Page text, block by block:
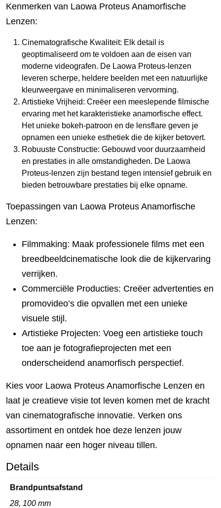
Kenmerken van Laowa Proteus Anamorfische
Lenzen:
Cinematografische Kwaliteit: Elk detail is
geoptimaliseerd om te voldoen aan de eisen van
moderne videografen. De Laowa Proteus-lenzen
leveren scherpe, heldere beelden met een natuurlijke
kleurweergave en minimaliseren vervorming.
Artistieke Vrijheid: Creëer een meeslepende filmische
ervaring met het karakteristieke anamorfische effect.
Het unieke bokeh-patroon en de lensflare geven je
opnamen een unieke esthetiek die de kijker betovert.
Robuuste Constructie: Gebouwd voor duurzaamheid
en prestaties in alle omstandigheden. De Laowa
Proteus-lenzen zijn bestand tegen intensief gebruik en
bieden betrouwbare prestaties bij elke opname.
Toepassingen van Laowa Proteus Anamorfische
Lenzen:
Filmmaking: Maak professionele films met een
breedbeeldcinematische look die de kijkervaring
verrijken.
Commerciële Producties: Creëer advertenties en
promovideo’s die opvallen met een unieke
visuele stijl.
Artistieke Projecten: Voeg een artistieke touch
toe aan je fotografieprojecten met een
onderscheidend anamorfisch perspectief.
Kies voor Laowa Proteus Anamorfische Lenzen en
laat je creatieve visie tot leven komen met de kracht
van cinematografische innovatie. Verken ons
assortiment en ontdek hoe deze lenzen jouw
opnamen naar een hoger niveau tillen.
Details
Brandpuntsafstand
28, 100 mm